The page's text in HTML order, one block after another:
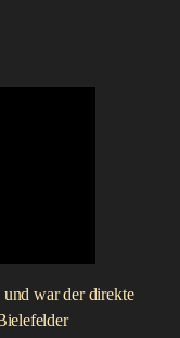
war der direkte